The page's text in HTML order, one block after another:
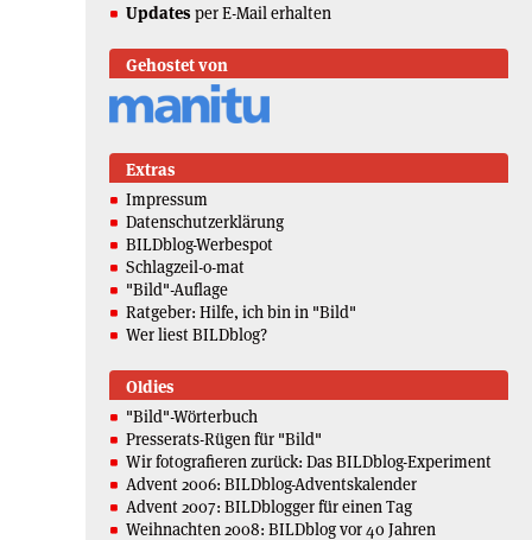
Updates per E-Mail erhalten
Gehostet von
Extras
Impressum
Datenschutzerklärung
BILDblog-Werbespot
Schlagzeil-o-mat
"Bild"-Auflage
Ratgeber: Hilfe, ich bin in "Bild"
Wer liest BILDblog?
Oldies
"Bild"-Wörterbuch
Presserats-Rügen für "Bild"
Wir fotografieren zurück: Das BILDblog-Experiment
Advent 2006: BILDblog-Adventskalender
Advent 2007: BILDblogger für einen Tag
Weihnachten 2008: BILDblog vor 40 Jahren